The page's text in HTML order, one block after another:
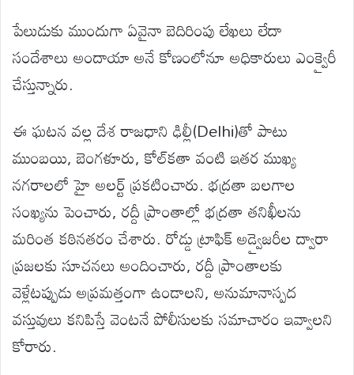
పేలుడుకు ముందుగా ఏవైనా బెదిరింపు లేఖలు లేదా
సందేశాలు అందాయా అనే కోణంలోనూ అధికారులు ఎంక్వైరీ
చేస్తున్నారు.
ఈ ఘటన వల్ల దేశ రాజధాని ఢిల్లీ(Delhi)తో పాటు
ముంబయి, బెంగళూరు, కోల్‌కతా వంటి ఇతర ముఖ్య
నగరాలలో హై అలర్ట్ ప్రకటించారు. భద్రతా బలగాల
సంఖ్యను పెంచారు, రద్దీ ప్రాంతాల్లో భద్రతా తనిఖీలను
మరింత కఠినతరం చేశారు. రోడ్డు ట్రాఫిక్ అడ్వైజరీల ద్వారా
ప్రజలకు సూచనలు అందించారు, రద్దీ ప్రాంతాలకు
వెళ్లేటప్పుడు అప్రమత్తంగా ఉండాలని, అనుమానాస్పద
వస్తువులు కనిపిస్తే వెంటనే పోలీసులకు సమాచారం ఇవ్వాలని
కోరారు.